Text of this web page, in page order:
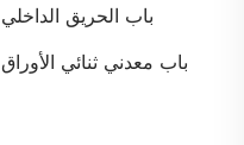
باب الحريق الداخلي
باب معدني ثنائي الأوراق